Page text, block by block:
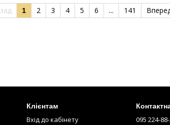
1 2 3 4 5 6 ... 141
Клієнтам
Вхід до кабінету 095 224-